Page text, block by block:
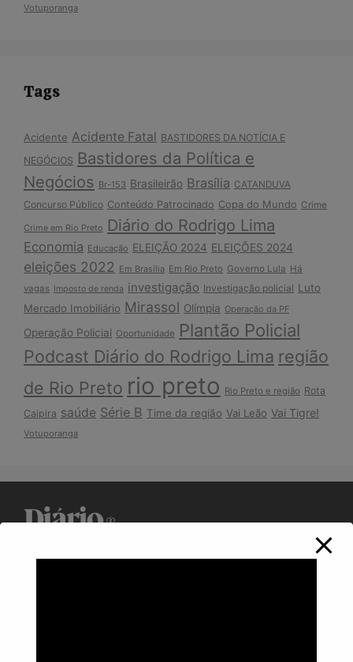
Votuporanga
Tags
Acidente Acidente Fatal BASTIDORES DA NOTÍCIA E
NEGÓCIOS Bastidores da Política e
Negócios Br-153 Brasileirão Brasília CATANDUVA
Concurso Público Conteúdo Patrocinado Copa do Mundo Crime
Crime em Rio Preto Diário do Rodrigo Lima
Economia Educação ELEIÇÃO 2024 ELEIÇÕES 2024
eleições 2022 Em Brasília Em Rio Preto Governo Lula Há
vagas
Imposto de renda investigação Investigação policial Luto
Mercado Imobiliário Mirassol Olímpia Operação da PF
Operação Policial Oportunidade Plantão Policial
Podcast Diário do Rodrigo Lima região
de Rio Preto rio preto Rio Preto e região Rota
Caipira saúde Série B Time da região Vai Leão Vai Tigre!
Votuporanga